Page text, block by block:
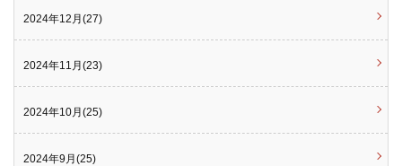
2024年12月(27)
2024年11月(23)
2024年10月(25)
2024年9月(25)